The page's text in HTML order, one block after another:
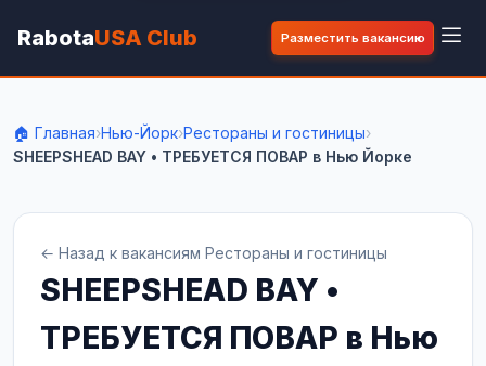
RabotaUSA Club Разместить вакансию
🏠 Главная›Нью-Йорк›Рестораны и гостиницы›
SHEEPSHEAD BAY • ТРЕБУЕТСЯ ПОВАР в Нью Йорке
← Назад к вакансиям Рестораны и гостиницы
SHEEPSHEAD BAY •
ТРЕБУЕТСЯ ПОВАР в Нью